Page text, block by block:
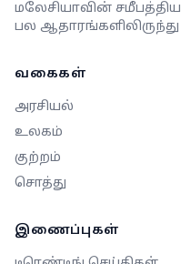
மலேசியாவின்
பல
வகைகள்
அரசியல்
உலகம்
குற்றம்
சொத்து
இணைப்புகள்